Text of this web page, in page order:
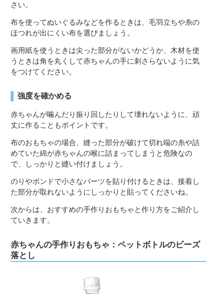
さい。
布を使ってぬいぐるみなどを作るときは、毛羽立ちや糸の
ほつれが出にくい布を選びましょう。
画用紙を使うときは尖った部分がないかどうか、木材を使
うときは角を丸くして赤ちゃんの手に刺さらないように気
をつけてください。
強度を確かめる
赤ちゃんが噛んだり振り回したりして壊れないように、頑
丈に作ることもポイントです。
布のおもちゃの場合、縫った部分が破けて切れ端の糸や詰
めていた綿が赤ちゃんの喉に詰まってしまうと危険なの
で、しっかりと縫い付けましょう。
のりやボンドで小さなパーツを貼り付けるときは、接着し
た部分が取れないようにしっかりと貼ってくださいね。
次からは、おすすめの手作りおもちゃと作り方をご紹介し
ていきます。
赤ちゃんの手作りおもちゃ：ペットボトルのビーズ
落とし